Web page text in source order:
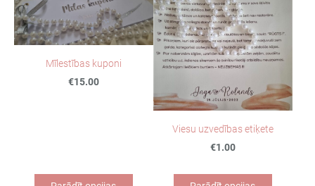
Mīlestības kuponi
€15.00
Viesu uzvedības etiķete
€1.00